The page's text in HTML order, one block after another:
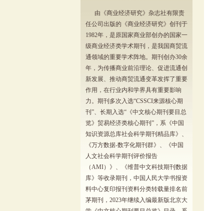
由《商业经济研究》杂志社有限责
任公司出版的《商业经济研究》创刊于
1982年，是原国家商业部创办的国家一
级商业经济类学术期刊，是我国商贸流
通领域的重要学术阵地。期刊创办30余
年，为传播商业前沿理论、促进流通创
新发展、推动商贸流通变革发挥了重要
作用，在行业内和学界具有重要影响
力。期刊多次入选“CSSCI来源核心期
刊”、长期入选“《中文核心期刊要目总
览》贸易经济类核心期刊”，系《中国
知识资源总库社会科学期刊精品库》、
《万方数据-数字化期刊群》、《中国
人文社会科学期刊评价报告
（AMI）》、《维普中文科技期刊数据
库》等收录期刊，中国人民大学书报资
料中心复印报刊资料分类转载量排名前
茅期刊，2023年继续入编最新版北京大